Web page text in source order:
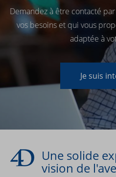
Demandez à être contacté
vos besoins et qui vous
adaptée à
Je suis
Une solide
vision de